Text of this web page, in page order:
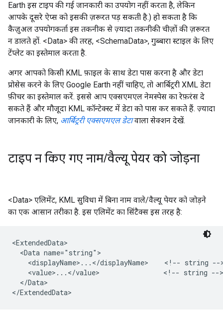
Earth इस टाइप की गई जानकारी का उपयोग नहीं करता है, लेकिन
आपके दूसरे ऐप्स को इसकी ज़रूरत पड़ सकती है.) हो सकता है कि
कैज़ुअल उपयोगकर्ता इस तकनीक से ज़्यादा तकनीकी चीज़ों की ज़रूरत
न डालते हों. <Data> की तरह, <SchemaData>, गुब्बारा स्टाइल के लिए
टेंप्लेट का इस्तेमाल करता है.
अगर आपको किसी KML फ़ाइल के साथ डेटा पास करना है और डेटा
प्रोसेस करने के लिए Google Earth नहीं चाहिए, तो आर्बिट्ररी XML डेटा
फ़ीचर का इस्तेमाल करें. इससे आप एक्सएमएल नेमस्पेस का रेफ़रंस दे
सकते हैं और मौजूदा KML कॉन्टेक्स्ट में डेटा को पास कर सकते हैं. ज़्यादा
जानकारी के लिए, आर्बिट्ररी एक्सएमएल डेटावाला सेक्शन देखें.
टाइप न किए गए नाम/वैल्यू पेयर को जोड़ना
<Data> एलिमेंट, KML सुविधा में बिना नाम वाले/वैल्यू पेयर को जोड़ने
का एक आसान तरीका है. इस एलिमेंट का सिंटैक्स इस तरह है:
<ExtendedData>
  <Data name="string">
<displayName>...</displayName>    <!-- string --
<value>...</value>                <!-- string -->
  </Data>
</ExtendedData>